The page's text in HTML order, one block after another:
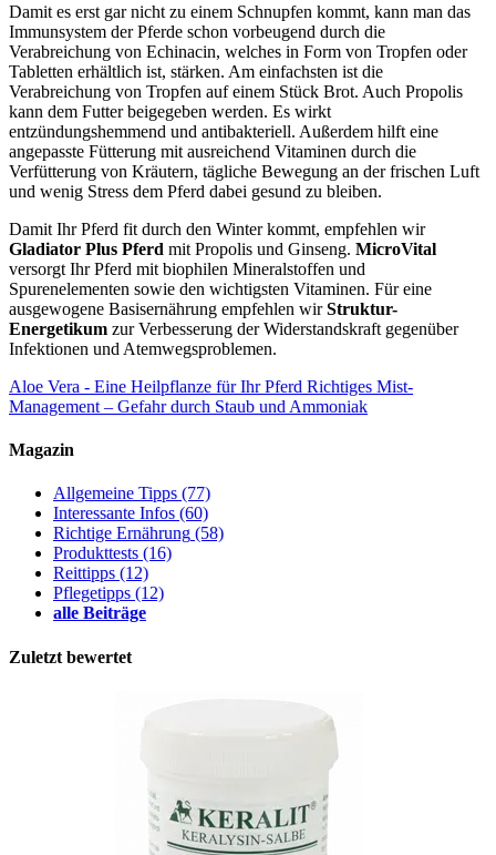
Damit es erst gar nicht zu einem Schnupfen kommt, kann man das
Immunsystem der Pferde schon vorbeugend durch die
Verabreichung von Echinacin, welches in Form von Tropfen oder
Tabletten erhältlich ist, stärken. Am einfachsten ist die
Verabreichung von Tropfen auf einem Stück Brot. Auch Propolis
kann dem Futter beigegeben werden. Es wirkt
entzündungshemmend und antibakteriell. Außerdem hilft eine
angepasste Fütterung mit ausreichend Vitaminen durch die
Verfütterung von Kräutern, tägliche Bewegung an der frischen Luft
und wenig Stress dem Pferd dabei gesund zu bleiben.
Damit Ihr Pferd fit durch den Winter kommt, empfehlen wir
Gladiator Plus Pferd mit Propolis und Ginseng. MicroVital
versorgt Ihr Pferd mit biophilen Mineralstoffen und
Spurenelementen sowie den wichtigsten Vitaminen. Für eine
ausgewogene Basisernährung empfehlen wirStruktur-
Energetikum zur Verbesserung der Widerstandskraft gegenüber
Infektionen und Atemwegsproblemen.
Aloe Vera - Eine Heilpflanze für Ihr Pferd Richtiges Mist-
Management – Gefahr durch Staub und Ammoniak
Magazin
Allgemeine Tipps (77)
Interessante Infos (60)
Richtige Ernährung (58)
Produkttests (16)
Reittipps (12)
Pflegetipps (12)
alle Beiträge
Zuletzt bewertet